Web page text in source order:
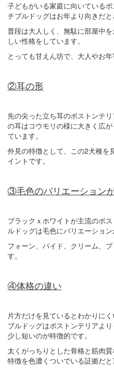
子どもがいる家庭に向いている
チブルドッグはお年より向きだと
普段は大人しく、無駄に部屋中
しい性格をしています。
とっても甘えん坊で、大人やお年
②耳の形
先の尖った立ち耳のボストンテ
の耳はコウモリの様に大きく広
ています。
外見の特徴として、この2犬種を
イントです。
③毛色のバリエーション
ブラックｘホワイトが主流のボ
ルドッグは毛色にバリエーション
フォーン、パイド、クリーム、
す。
④体格の違い
片方だけを見ているとわかりに
ブルドッグはボストンテリアよ
少し短いのが特徴的です。
太くがっちりとした骨格と筋肉
特徴を色濃くついでいる証拠だと